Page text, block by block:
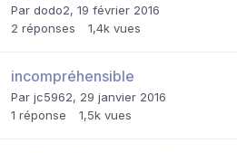
Par dodo2, 19 février 2016
2 réponses 1,4k vues
incompréhensible
Par jc5962, 29 janvier 2016
1 réponse 1,5k vues